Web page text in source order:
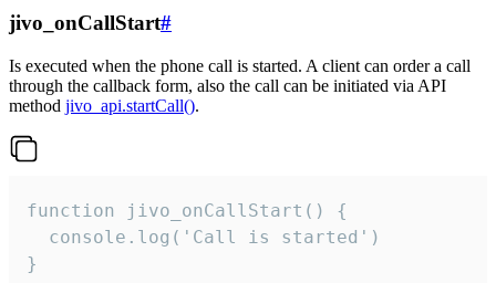
jivo_onCallStart#
Is executed when the phone call is started. A client can order a call
through the callback form, also the call can be initiated via API
method jivo_api.startCall().
function jivo_onCallStart() {
  console.log('Call is started')
}